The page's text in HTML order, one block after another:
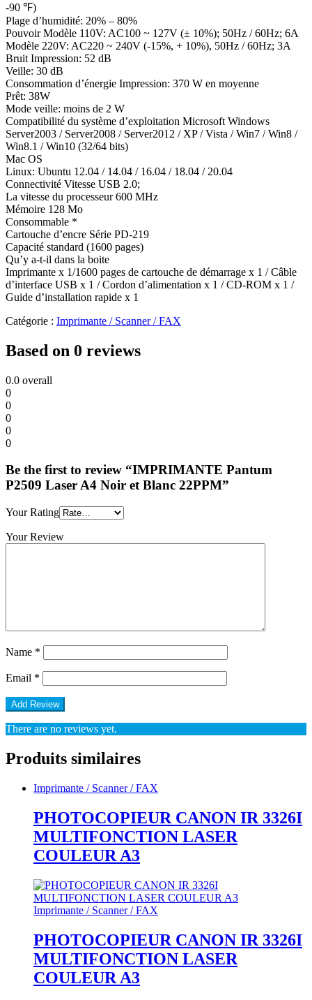
-90 ℉)
Plage d’humidité: 20% – 80%
Pouvoir Modèle 110V: AC100 ~ 127V (± 10%); 50Hz / 60Hz; 6A
Modèle 220V: AC220 ~ 240V (-15%, + 10%), 50Hz / 60Hz; 3A
Bruit Impression: 52 dB
Veille: 30 dB
Consommation d’énergie Impression: 370 W en moyenne
Prêt: 38W
Mode veille: moins de 2 W
Compatibilité du système d’exploitation Microsoft Windows
Server2003 / Server2008 / Server2012 / XP / Vista / Win7 / Win8 /
Win8.1 / Win10 (32/64 bits)
Mac OS
Linux: Ubuntu 12.04 / 14.04 / 16.04 / 18.04 / 20.04
Connectivité Vitesse USB 2.0;
La vitesse du processeur 600 MHz
Mémoire 128 Mo
Consommable *
Cartouche d’encre Série PD-219
Capacité standard (1600 pages)
Qu’y a-t-il dans la boite
Imprimante x 1/1600 pages de cartouche de démarrage x 1 / Câble
d’interface USB x 1 / Cordon d’alimentation x 1 / CD-ROM x 1 /
Guide d’installation rapide x 1
Catégorie : Imprimante / Scanner / FAX
Based on 0 reviews
0.0 overall
0
0
0
0
0
Be the first to review “IMPRIMANTE Pantum
P2509 Laser A4 Noir et Blanc 22PPM”
Your Rating
Your Review
Name *
Email *
There are no reviews yet.
Produits similaires
Imprimante / Scanner / FAX
PHOTOCOPIEUR CANON IR 3326I
MULTIFONCTION LASER
COULEUR A3
Imprimante / Scanner / FAX
PHOTOCOPIEUR CANON IR 3326I
MULTIFONCTION LASER
COULEUR A3